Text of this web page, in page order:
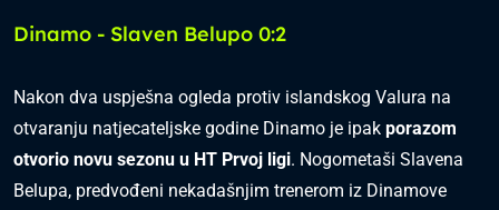
Dinamo - Slaven Belupo 0:2
Nakon dva uspješna ogleda protiv islandskog Valura na
otvaranju natjecateljske godine Dinamo je ipak porazom
otvorio novu sezonu u HT Prvoj ligi. Nogometaši Slavena
Belupa, predvođeni nekadašnjim trenerom iz Dinamove